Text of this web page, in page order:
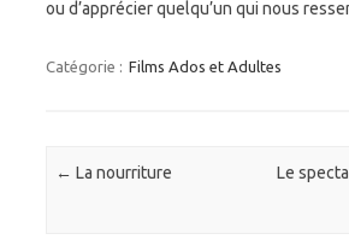
ou d’apprécier quelqu’un qui nous
Catégorie : Films Ados et Adultes
Navigation des articles
← La nourriture
Le